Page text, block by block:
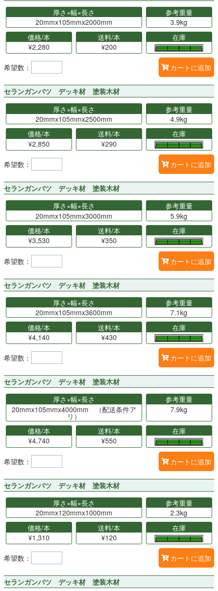
厚さ×幅×長さ
20mmx105mmx2000mm
参考重量
3.9kg
価格/本
¥2,280
送料/本
¥200
在庫
希望数： カートに追加
セランガンバツ デッキ材 塗装木材
厚さ×幅×長さ
20mmx105mmx2500mm
参考重量
4.9kg
価格/本
¥2,850
送料/本
¥290
在庫
希望数： カートに追加
セランガンバツ デッキ材 塗装木材
厚さ×幅×長さ
20mmx105mmx3000mm
参考重量
5.9kg
価格/本
¥3,530
送料/本
¥350
在庫
希望数： カートに追加
セランガンバツ デッキ材 塗装木材
厚さ×幅×長さ
20mmx105mmx3600mm
参考重量
7.1kg
価格/本
¥4,140
送料/本
¥430
在庫
希望数： カートに追加
セランガンバツ デッキ材 塗装木材
厚さ×幅×長さ
20mmx105mmx4000mm （配送条件ア
リ）
参考重量
7.9kg
価格/本
¥4,740
送料/本
¥550
在庫
希望数： カートに追加
セランガンバツ デッキ材 塗装木材
厚さ×幅×長さ
20mmx120mmx1000mm
参考重量
2.3kg
価格/本
¥1,310
送料/本
¥120
在庫
希望数： カートに追加
セランガンバツ デッキ材 塗装木材